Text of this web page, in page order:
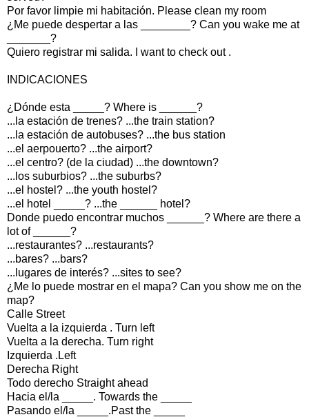
Por favor limpie mi habitación. Please clean my room
¿Me puede despertar a las ________? Can you wake me at
_______?
Quiero registrar mi salida. I want to check out .
INDICACIONES
¿Dónde esta _____? Where is ______?
...la estación de trenes? ...the train station?
...la estación de autobuses? ...the bus station
...el aerpouerto? ...the airport?
...el centro? (de la ciudad) ...the downtown?
...los suburbios? ...the suburbs?
...el hostel? ...the youth hostel?
...el hotel _____? ...the ______ hotel?
Donde puedo encontrar muchos ______? Where are there a
lot of ______?
...restaurantes? ...restaurants?
...bares? ...bars?
...lugares de interés? ...sites to see?
¿Me lo puede mostrar en el mapa? Can you show me on the
map?
Calle Street
Vuelta a la izquierda . Turn left
Vuelta a la derecha. Turn right
Izquierda .Left
Derecha Right
Todo derecho Straight ahead
Hacia el/la _____. Towards the _____
Pasando el/la _____.Past the _____